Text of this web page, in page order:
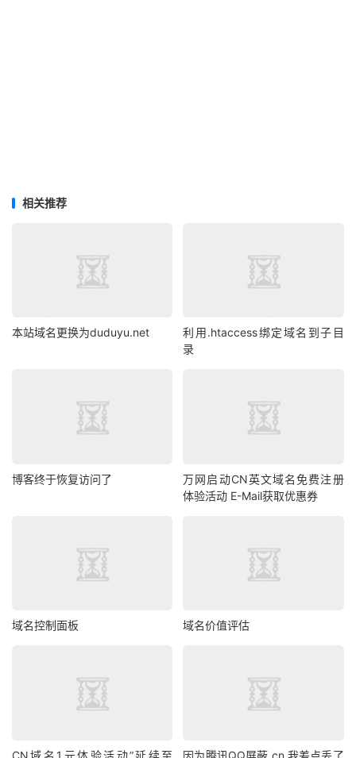
相关推荐
本站域名更换为duduyu.net
利用.htaccess绑定域名到子目
录
博客终于恢复访问了
万网启动CN英文域名免费注册
体验活动 E-Mail获取优惠券
域名控制面板 域名价值评估
CN域名1元体验活动”延续至 因为腾讯QQ屏蔽.cn,我差点丢了